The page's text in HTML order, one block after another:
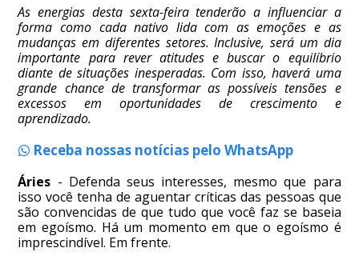
As energias desta sexta-feira tenderão a influenciar a
forma como cada nativo lida com as emoções e as
mudanças em diferentes setores. Inclusive, será um dia
importante para rever atitudes e buscar o equilíbrio
diante de situações inesperadas. Com isso, haverá uma
grande chance de transformar as possíveis tensões e
excessos em oportunidades de crescimento e
aprendizado.
Receba nossas notícias pelo WhatsApp
Áries - Defenda seus interesses, mesmo que para
isso você tenha de aguentar críticas das pessoas que
são convencidas de que tudo que você faz se baseia
em egoísmo. Há um momento em que o egoísmo é
imprescindível. Em frente.